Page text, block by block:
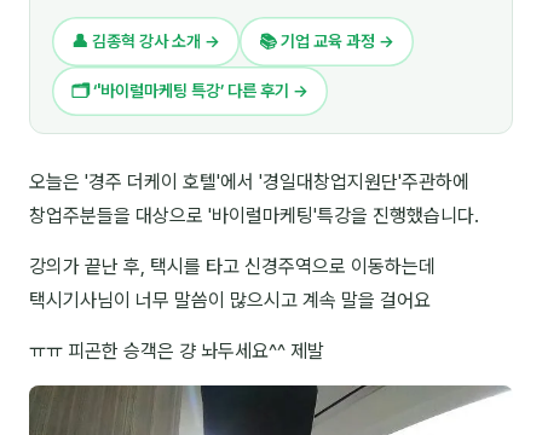
💻 IT · 디지털
🎬 영상 · 콘텐츠
📊 프레젠테이션 · 기획 11
🚀 창업 · 커리어
👥 리더십 · 조직
📚 인문학 · 교양
🤲 협력강사 과정
👤 김종혁 강사 소개 → 📚 기업 교육 과정 →
🗂 ‘'바이럴마케팅 특강’ 다른 후기 →
오늘은 '경주 더케이 호텔'에서 '경일대창업지원단'주관하에
창업주분들을 대상으로 '바이럴마케팅'특강을 진행했습니다.
강의가 끝난 후, 택시를 타고 신경주역으로 이동하는데
택시기사님이 너무 말씀이 많으시고 계속 말을 걸어요
ㅠㅠ 피곤한 승객은 걍 놔두세요^^ 제발